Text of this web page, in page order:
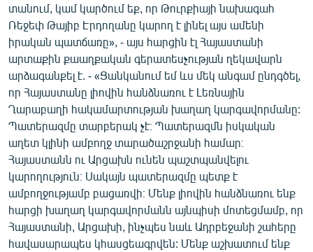
տանում, կամ կարծում եք, որ Թուրքիայի նախագահ
Ռեջեփ Թայիբ Էրդողանը կարող է լինել այս ամենի
իրական պատճառը», - այս հարցին էլ Հայաստանի
արտաքին քաաղքական գերատեսչության ղեկավարն
արձագանքել է. - «Ցանկանում եմ ևս մեկ անգամ ընդգծել,
որ Հայաստանը լիովին հանձնառու է Լեռնային
Ղարաբաղի հակամարտության խաղաղ կարգավորմանը:
Պատերազմը տարբերակ չէ։ Պատերազմն իսկական
աղետ կլինի ամբողջ տարածաշրջանի համար։
Հայաստանն ու Արցախն ունեն պաշտպանվելու
կարողություն։ Սակայն պատերազմը պետք է
ամբողջությամբ բացառվի։ Մենք լիովին հանձնառու ենք
հարցի խաղաղ կարգավորմանն այնպիսի մոտեցմամբ, որ
Հայաստանի, Արցախի, ինչպես նաև Ադրբեջանի շահերը
հավասարապես կհասցեագրվեն: Մենք աշխատում ենք